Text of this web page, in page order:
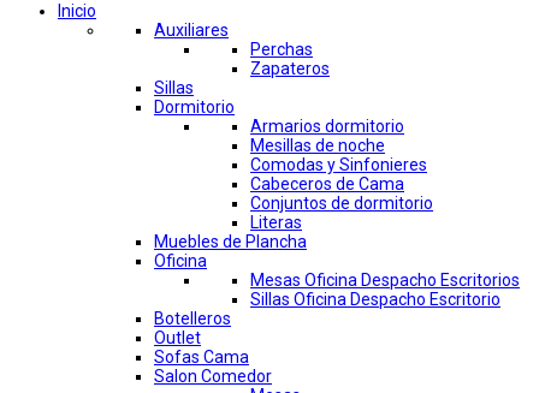
Inicio
Auxiliares
Perchas
Zapateros
Sillas
Dormitorio
Armarios dormitorio
Mesillas de noche
Comodas y Sinfonieres
Cabeceros de Cama
Conjuntos de dormitorio
Literas
Muebles de Plancha
Oficina
Mesas Oficina Despacho Escritorios
Sillas Oficina Despacho Escritorio
Botelleros
Outlet
Sofas Cama
Salon Comedor